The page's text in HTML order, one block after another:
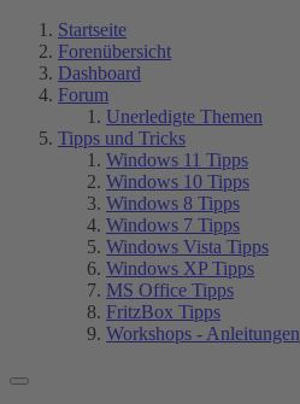
Startseite
Forenübersicht
Dashboard
Forum
Unerledigte Themen
Tipps und Tricks
Windows 11 Tipps
Windows 10 Tipps
Windows 8 Tipps
Windows 7 Tipps
Windows Vista Tipps
Windows XP Tipps
MS Office Tipps
FritzBox Tipps
Workshops - Anleitungen